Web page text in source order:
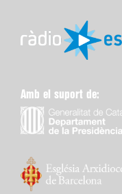
Amb el suport de: